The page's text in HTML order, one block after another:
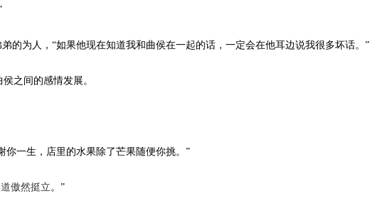
的为人，“如果他现在知道我和曲侯在一起的话，一定会在他耳边说我很多坏话。”
之间的感情发展。
你一生，店里的水果除了芒果随便你挑。”
傲然挺立。”